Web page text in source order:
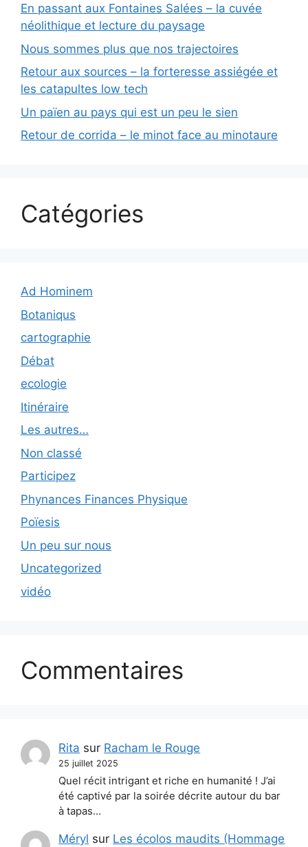
En passant aux Fontaines Salées – la cuvée
néolithique et lecture du paysage
Nous sommes plus que nos trajectoires
Retour aux sources – la forteresse assiégée et
les catapultes low tech
Un païen au pays qui est un peu le sien
Retour de corrida – le minot face au minotaure
Catégories
Ad Hominem
Botaniqus
cartographie
Débat
ecologie
Itinéraire
Les autres…
Non classé
Participez
Phynances Finances Physique
Poïesis
Un peu sur nous
Uncategorized
vidéo
Commentaires
Rita sur Racham le Rouge
25 juillet 2025
Quel récit intrigant et riche en humanité ! J’ai
été captivé par la soirée décrite autour du bar
à tapas…
Méryl sur Les écolos maudits (Hommage